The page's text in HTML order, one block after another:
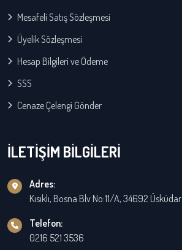
Mesafeli Satış Sözleşmesi
Üyelik Sözleşmesi
Hesap Bilgileri ve Ödeme
SSS
Cenaze Çelengi Gönder
İLETİŞİM BİLGİLERİ
Adres:
Kısıklı, Bosna Blv No:11/A, 34692 Üsküdar
Telefon:
0216 521 3536